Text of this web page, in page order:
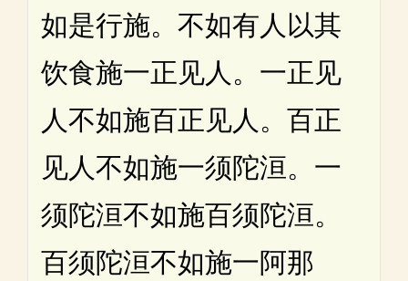
如是行施。不如有人以其
饮食施一正见人。一正见
人不如施百正见人。百正
见人不如施一须陀洹。一
须陀洹不如施百须陀洹。
百须陀洹不如施一阿那